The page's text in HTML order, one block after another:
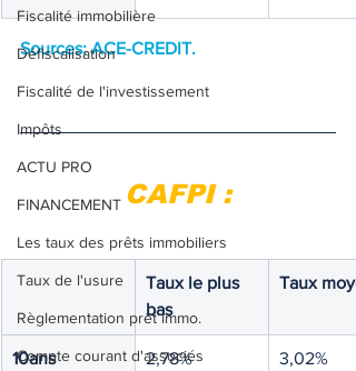
Fiscalité immobilière
Défiscalisation
Fiscalité de l'investissement
Impôts
ACTU PRO
FINANCEMENT
Les taux des prêts immobiliers
Taux de l'usure
Règlementation prêt immo.
Compte courant d'associés
Sources: ACE-CREDIT.
CAFPI :
Taux le plus
bas
Taux
10ans 2,78% 3,02%